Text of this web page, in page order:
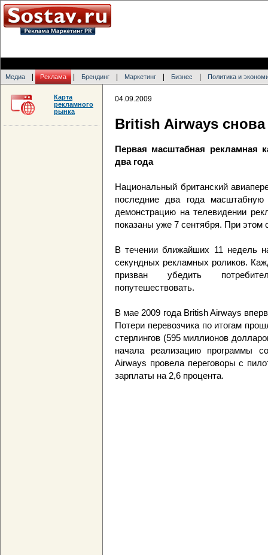
Медиа Реклама Брендинг Маркетинг Бизнес Политика и
04.09.2009
British Airways снова
Первая масштабная рекламная
два года
Национальный британский
последние два года
демонстрацию на телевидении
показаны уже 7 сентября. При этом
В течении ближайших 11 недель
секундных рекламных роликов.
призван убедить
попутешествовать.
В мае 2009 года British Airways
Потери перевозчика по итогам
стерлингов (595 миллионов
начала реализацию программы
Airways провела переговоры с
зарплаты на 2,6 процента.
Карта
рекламного
рынка